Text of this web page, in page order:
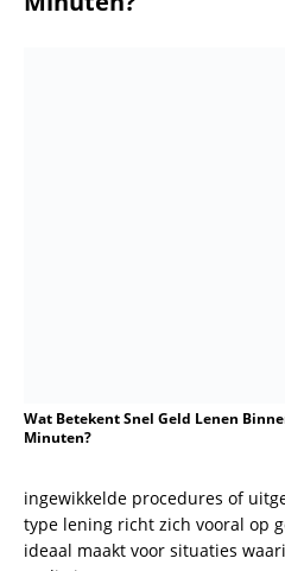
kredietchecks. Dit type lening
Wat is een Mini
kortlopende lening die
bedragen en korte looptijden.
een lening aan, levert
het geld meestal dezelfde dag
minuten! Het bedrag varieert
Wanneer Kies Je Voor
Situaties waarin je denkt:“Ik
het gebruik van een flitskrediet
Onverwachte medische
Spoedreparaties aan je huis